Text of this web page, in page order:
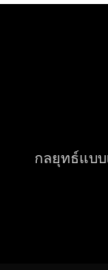
กลยุทธ์แบ